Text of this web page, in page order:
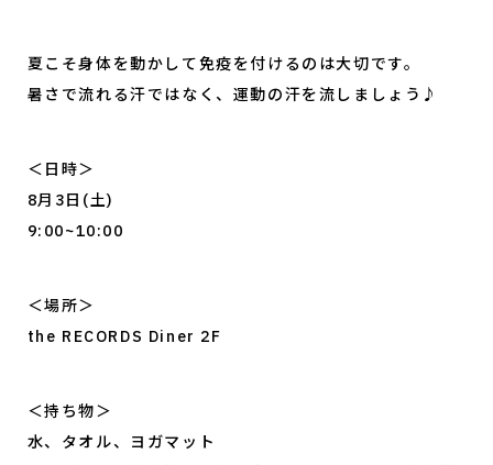
夏こそ身体を動かして免疫を付けるのは大切です。
暑さで流れる汗ではなく、運動の汗を流しましょう♪
＜日時＞
8月3日(土)
9:00~10:00
＜場所＞
the RECORDS Diner 2F
＜持ち物＞
水、タオル、ヨガマット